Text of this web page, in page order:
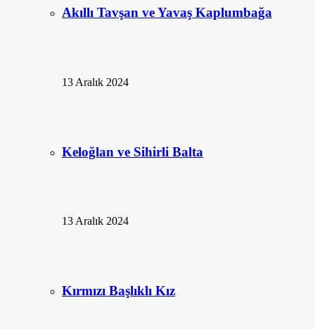
Akıllı Tavşan ve Yavaş Kaplumbağa
13 Aralık 2024
Keloğlan ve Sihirli Balta
13 Aralık 2024
Kırmızı Başlıklı Kız